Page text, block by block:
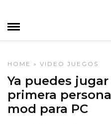
HOME » VIDEO JUEGOS
Ya puedes
primera
mod para PC